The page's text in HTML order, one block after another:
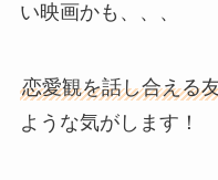
い映画かも、、、
恋愛観を話し合える
ような気がします！